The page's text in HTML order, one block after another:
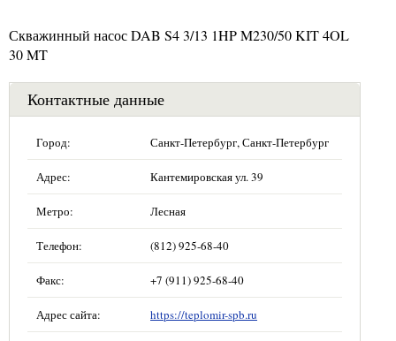
Скважинный насос DAB S4 3/13 1HP M230/50 KIT 4OL
30 MT
Контактные данные
Город: Санкт-Петербург, Санкт-Петербург
Адрес: Кантемировская ул. 39
Метро: Лесная
Телефон: (812) 925-68-40
Факс: +7 (911) 925-68-40
Адрес сайта: https://teplomir-spb.ru